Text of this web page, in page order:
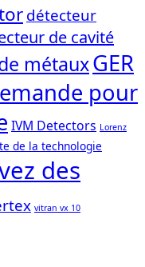
détecteur
de cavité
métauxGER
pour
IVM Detectors Lorenz
de la technologie
des
vitran vx 10